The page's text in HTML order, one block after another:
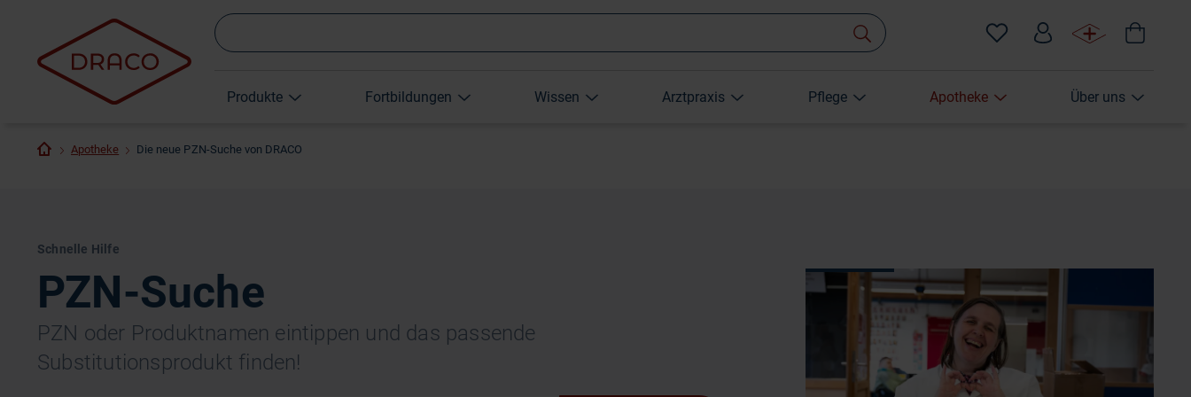
Produkte Fortbildungen Wissen Arztpraxis Pflege Apotheke Über uns
Apotheke Die neue PZN-Suche von DRACO
Schnelle Hilfe
PZN-Suche
PZN oder Produktnamen eintippen und das passende
Substitutionsprodukt finden!
Wonach